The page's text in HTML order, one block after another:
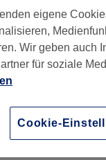
Frankfurt am
eigene
Wir geben auch
für soziale
Cookie-